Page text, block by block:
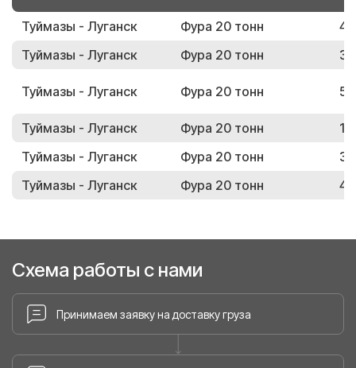
Туймазы - Луганск Фура 20 тонн
Туймазы - Луганск
Фура 20 тонн
Туймазы - Луганск Фура 20 тонн
Туймазы - Луганск Фура 20 тонн
Туймазы - Луганск
Фура 20 тонн
Туймазы - Луганск
Фура 20 тонн
Схема работы с нами
Принимаем заявку на доставку груза